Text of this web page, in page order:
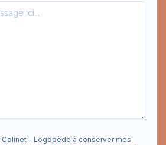
Colinet - Logopède à conserver mes